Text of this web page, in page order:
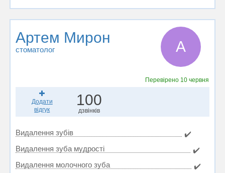
Артем Мирон
стоматолог А
Перевірено 10 червня
Додати
відгук
100
дзвінків
Видалення зубів
✔️
Видалення зуба мудрості
✔️
Видалення молочного зуба
✔️